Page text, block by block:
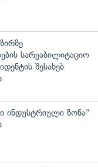
სარეაბილიტაციო
შესახებ
ინდუსტრიული ზონა"